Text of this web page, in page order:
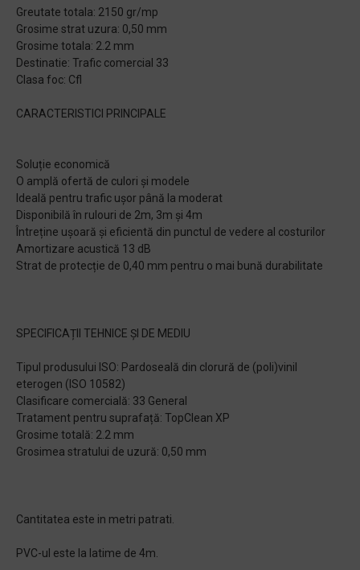
Greutate totala: 2150 gr/mp
Grosime strat uzura: 0,50 mm
Grosime totala: 2.2 mm
Destinatie: Trafic comercial 33
Clasa foc: Cfl
CARACTERISTICI PRINCIPALE
Soluție economică
O amplă ofertă de culori și modele
Ideală pentru trafic ușor până la moderat
Disponibilă în rulouri de 2m, 3m și 4m
Întreține ușoară și eficientă din punctul de vedere al costurilor
Amortizare acustică 13 dB
Strat de protecție de 0,40 mm pentru o mai bună durabilitate
SPECIFICAȚII TEHNICE ȘI DE MEDIU
Tipul produsului ISO: Pardoseală din clorură de (poli)vinil
eterogen (ISO 10582)
Clasificare comercială: 33 General
Tratament pentru suprafață: TopClean XP
Grosime totală: 2.2 mm
Grosimea stratului de uzură: 0,50 mm
Cantitatea este in metri patrati.
PVC-ul este la latime de 4m.